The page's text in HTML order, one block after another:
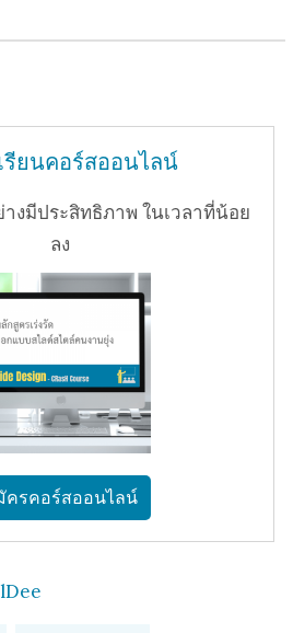
รียนคอร์สออนไลน์
งมีประสิทธิภาพ ในเวลาที่น้อย
ลง
ครคอร์สออนไลน์